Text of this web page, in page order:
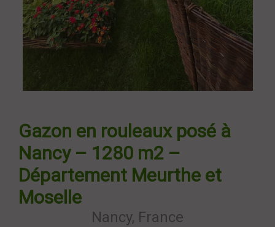
Gazon en rouleaux posé à
Nancy – 1280 m2 –
Département Meurthe et
Moselle
Nancy, France